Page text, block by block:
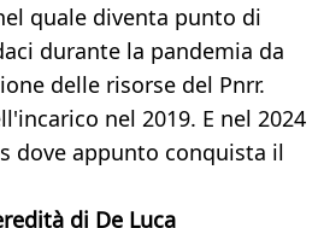
quale diventa punto di
durante la pandemia da
delle risorse del Pnrr.
nel 2019. E nel 2024
dove appunto conquista il
di De Luca